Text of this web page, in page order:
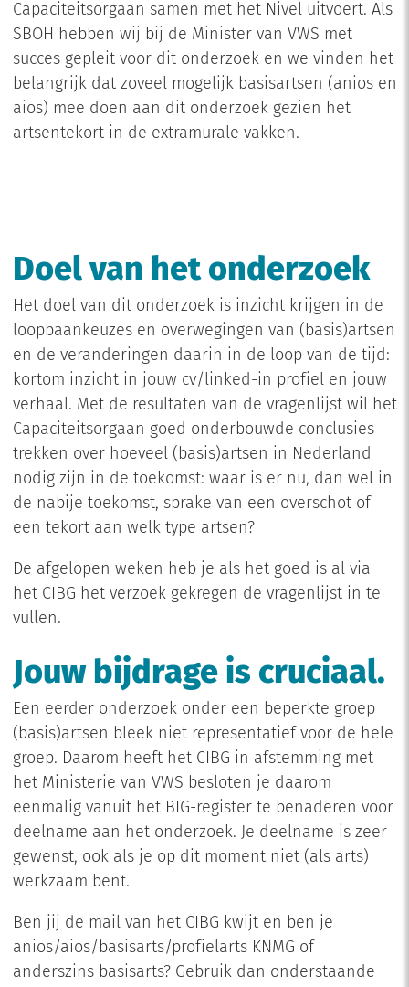
Capaciteitsorgaan samen met het Nivel uitvoert. Als
SBOH hebben wij bij de Minister van VWS met
succes gepleit voor dit onderzoek en we vinden het
belangrijk dat zoveel mogelijk basisartsen (anios en
aios) mee doen aan dit onderzoek gezien het
artsentekort in de extramurale vakken.
Doel van het onderzoek
Het doel van dit onderzoek is inzicht krijgen in de
loopbaankeuzes en overwegingen van (basis)artsen
en de veranderingen daarin in de loop van de tijd:
kortom inzicht in jouw cv/linked-in profiel en jouw
verhaal. Met de resultaten van de vragenlijst wil het
Capaciteitsorgaan goed onderbouwde conclusies
trekken over hoeveel (basis)artsen in Nederland
nodig zijn in de toekomst: waar is er nu, dan wel in
de nabije toekomst, sprake van een overschot of
een tekort aan welk type artsen?
De afgelopen weken heb je als het goed is al via
het CIBG het verzoek gekregen de vragenlijst in te
vullen.
Jouw bijdrage is cruciaal.
Een eerder onderzoek onder een beperkte groep
(basis)artsen bleek niet representatief voor de hele
groep. Daarom heeft het CIBG in afstemming met
het Ministerie van VWS besloten je daarom
eenmalig vanuit het BIG-register te benaderen voor
deelname aan het onderzoek. Je deelname is zeer
gewenst, ook als je op dit moment niet (als arts)
werkzaam bent.
Ben jij de mail van het CIBG kwijt en ben je
anios/aios/basisarts/profielarts KNMG of
anderszins basisarts? Gebruik dan onderstaande